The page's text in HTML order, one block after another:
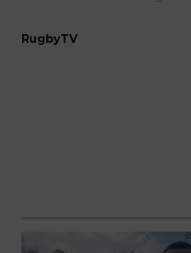
RugbyTV